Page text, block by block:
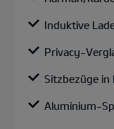
Induktive
Privacy-
Sitzbezüge in
Aluminium-